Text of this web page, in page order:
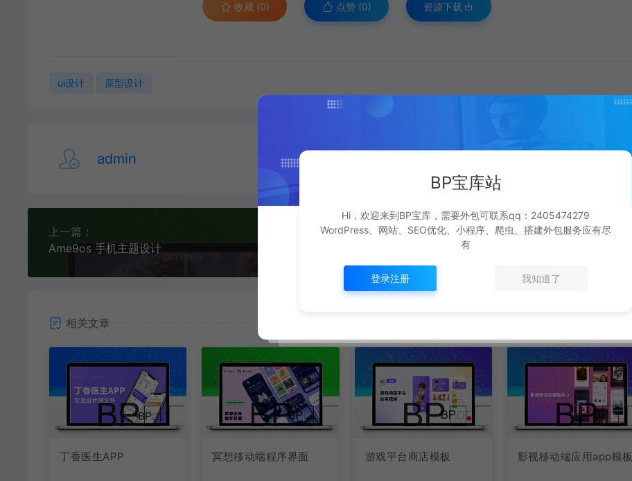
收藏 (0) 点赞 (0) 资源下载
ui设计 原型设计
admin
上一篇：
Ame9os 手机主题设计
下一篇：
相关文章
丁香医生APP 冥想移动端程序界面 游戏平台商店模板 影视移动端应用app模板
BP宝库站
Hi，欢迎来到BP宝库，需要外包可联系qq：2405474279
WordPress、网站、SEO优化、小程序、爬虫、搭建外包服务应有尽
有
登录注册 我知道了